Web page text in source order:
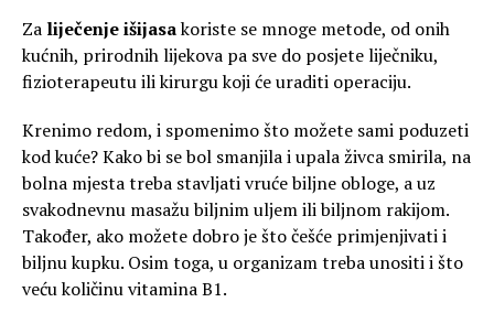
Za liječenje išijasakoriste se mnoge metode, od onih
kućnih, prirodnih lijekova pa sve do posjete liječniku,
fizioterapeutu ili kirurgu koji će uraditi operaciju.
Krenimo redom, i spomenimo što možete sami poduzeti
kod kuće? Kako bi se bol smanjila i upala živca smirila, na
bolna mjesta treba stavljati vruće biljne obloge, a uz
svakodnevnu masažu biljnim uljem ili biljnom rakijom.
Također, ako možete dobro je što češće primjenjivati i
biljnu kupku. Osim toga, u organizam treba unositi i što
veću količinu vitamina B1.